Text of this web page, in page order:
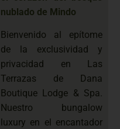
nublado de Mindo
Bienvenido al epítome
de la exclusividad y
privacidad en Las
Terrazas de Dana
Boutique Lodge & Spa.
Nuestro bungalow
luxury en el encantador